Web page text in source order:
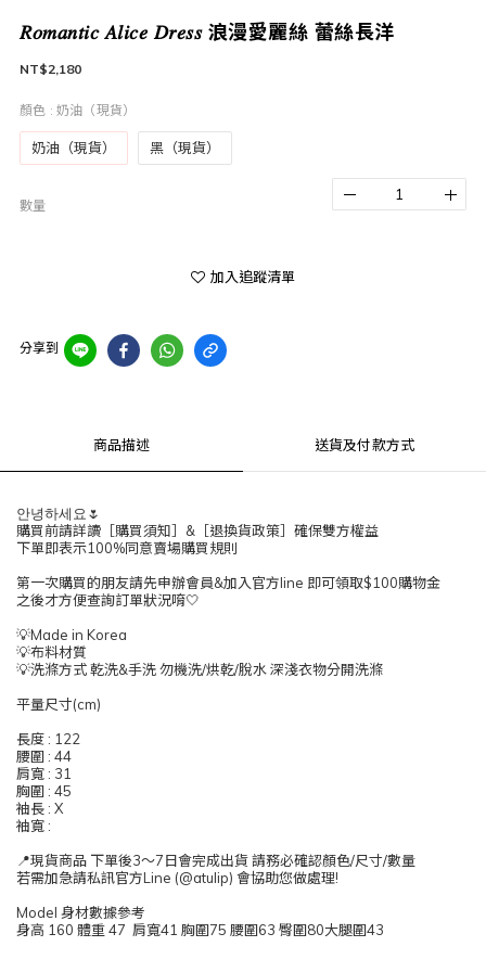
𝑅𝑜𝑚𝑎𝑛𝑡𝑖𝑐 𝐴𝑙𝑖𝑐𝑒 𝐷𝑟𝑒𝑠𝑠 浪漫愛麗絲 蕾絲長洋
NT$2,180
顏色 : 奶油（現貨）
奶油（現貨） 黑（現貨）
數量
加入追蹤清單
分享到
商品描述 送貨及付款方式
안녕하세요🌷
購買前請詳讀［購買須知］&［退換貨政策］確保雙方權益
下單即表示100%同意賣場購買規則
第一次購買的朋友請先申辦會員&加入官方line 即可領取$100購物金
之後才方便查詢訂單狀況唷🤍
💡Made in Korea
💡布料材質
💡洗滌方式 乾洗&手洗 勿機洗/烘乾/脫水 深淺衣物分開洗滌
平量尺寸(cm)
長度 : 122
腰圍 : 44
肩寬 : 31
胸圍 : 45
袖長 : X
袖寬 :
📍現貨商品 下單後3～7日會完成出貨 請務必確認顏色/尺寸/數量
若需加急請私訊官方Line (@atulip) 會協助您做處理!
Model 身材數據參考
身高 160 體重 47 肩寬41 胸圍75 腰圍63 臀圍80大腿圍43